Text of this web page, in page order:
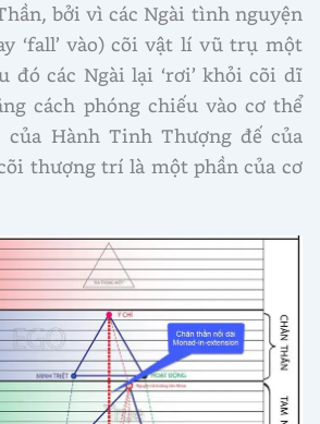
bởi vì các Ngài tình nguyện
‘fall’ vào) cõi vật lí vũ trụ một
đó các Ngài lại ‘rơi’ khỏi cõi dĩ
cách phóng chiếu vào cơ thể
Hành Tinh Thượng đế của
thượng trí là một phần của cơ